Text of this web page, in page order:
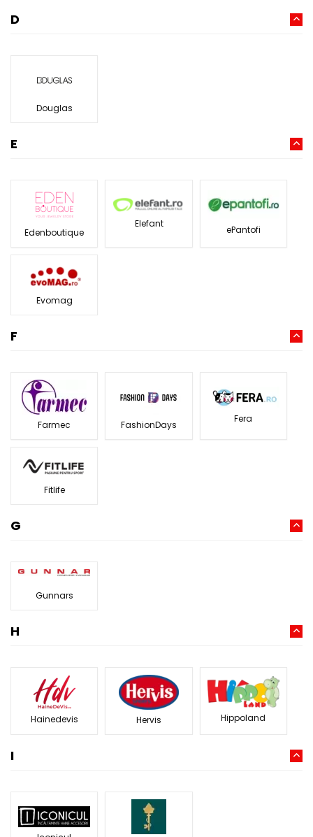
D
Douglas
E
Edenboutique
Elefant
ePantofi
Evomag
F
Farmec FashionDays
Fera
Fitlife
G
Gunnars
H
Hainedevis Hervis Hippoland
I